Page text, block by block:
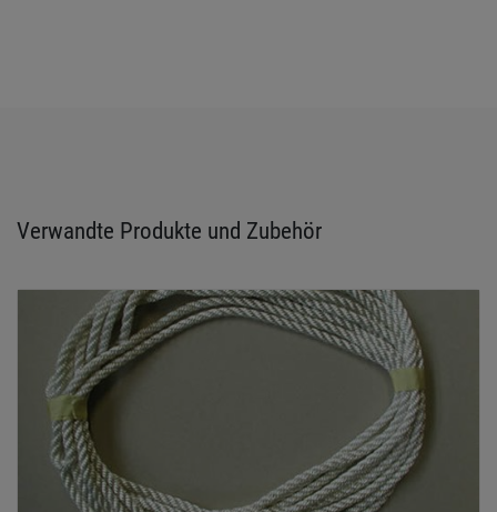
Verwandte Produkte und Zubehör